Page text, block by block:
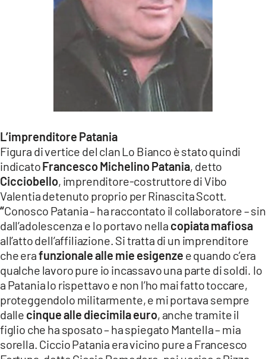
L’imprenditore Patania
Figura di vertice del clan Lo Bianco è stato quindi
indicatoFrancesco Michelino Patania, detto
Cicciobello, imprenditore-costruttore di Vibo
Valentia detenuto proprio per Rinascita Scott.
“Conosco Patania – ha raccontato il collaboratore – sin
dall’adolescenza e lo portavo nella copiata mafiosa
all’atto dell’affiliazione. Si tratta di un imprenditore
che erafunzionale alle mie esigenze e quando c’era
qualche lavoro pure io incassavo una parte di soldi. Io
a Patania lo rispettavo e non l’ho mai fatto toccare,
proteggendolo militarmente, e mi portava sempre
dalle cinque alle diecimila euro, anche tramite il
figlio che ha sposato – ha spiegato Mantella – mia
sorella. Ciccio Patania era vicino pure a Francesco